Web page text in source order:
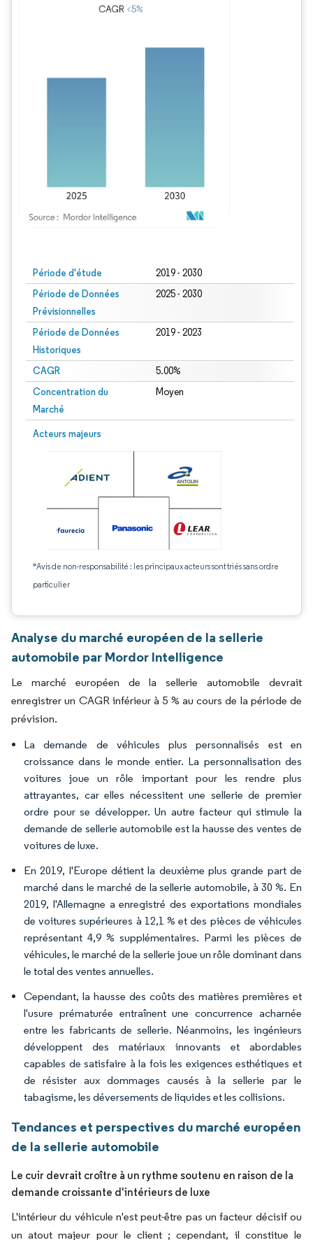
Période d'étude 2019 - 2030
Période de Données
Prévisionnelles
2025 - 2030
Période de Données
Historiques
2019 - 2023
CAGR 5.00%
Concentration du
Marché
Moyen
Acteurs majeurs
*Avis de non-responsabilité : les principaux acteurs sont triés sans ordre
particulier
Analyse du marché européen de la sellerie
automobile par Mordor Intelligence
Le marché européen de la sellerie automobile devrait
enregistrer un CAGR inférieur à 5 % au cours de la période de
prévision.
La demande de véhicules plus personnalisés est en
croissance dans le monde entier. La personnalisation des
voitures joue un rôle important pour les rendre plus
attrayantes, car elles nécessitent une sellerie de premier
ordre pour se développer. Un autre facteur qui stimule la
demande de sellerie automobile est la hausse des ventes de
voitures de luxe.
En 2019, l'Europe détient la deuxième plus grande part de
marché dans le marché de la sellerie automobile, à 30 %. En
2019, l'Allemagne a enregistré des exportations mondiales
de voitures supérieures à 12,1 % et des pièces de véhicules
représentant 4,9 % supplémentaires. Parmi les pièces de
véhicules, le marché de la sellerie joue un rôle dominant dans
le total des ventes annuelles.
Cependant, la hausse des coûts des matières premières et
l'usure prématurée entraînent une concurrence acharnée
entre les fabricants de sellerie. Néanmoins, les ingénieurs
développent des matériaux innovants et abordables
capables de satisfaire à la fois les exigences esthétiques et
de résister aux dommages causés à la sellerie par le
tabagisme, les déversements de liquides et les collisions.
Tendances et perspectives du marché européen
de la sellerie automobile
Le cuir devrait croître à un rythme soutenu en raison de la
demande croissante d'intérieurs de luxe
L'intérieur du véhicule n'est peut-être pas un facteur décisif ou
un atout majeur pour le client ; cependant, il constitue le